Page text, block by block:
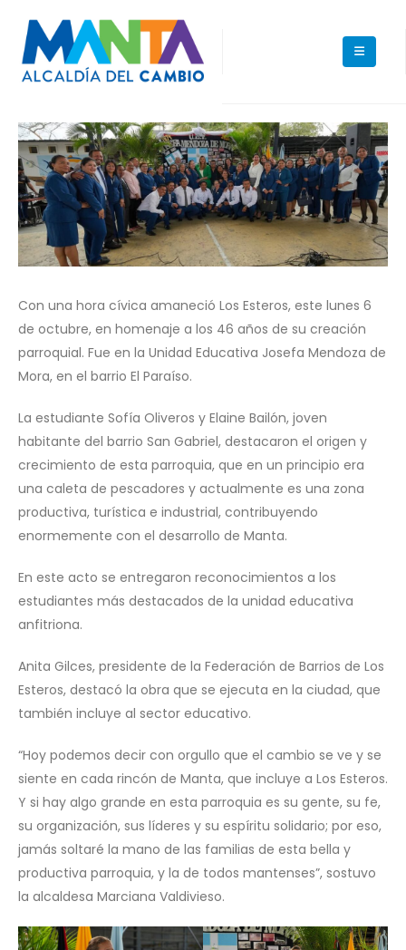
Con una hora cívica amaneció Los Esteros, este lunes 6
de octubre, en homenaje a los 46 años de su creación
parroquial. Fue en la Unidad Educativa Josefa Mendoza de
Mora, en el barrio El Paraíso.
La estudiante Sofía Oliveros y Elaine Bailón, joven
habitante del barrio San Gabriel, destacaron el origen y
crecimiento de esta parroquia, que en un principio era
una caleta de pescadores y actualmente es una zona
productiva, turística e industrial, contribuyendo
enormemente con el desarrollo de Manta.
En este acto se entregaron reconocimientos a los
estudiantes más destacados de la unidad educativa
anfitriona.
Anita Gilces, presidente de la Federación de Barrios de Los
Esteros, destacó la obra que se ejecuta en la ciudad, que
también incluye al sector educativo.
“Hoy podemos decir con orgullo que el cambio se ve y se
siente en cada rincón de Manta, que incluye a Los Esteros.
Y si hay algo grande en esta parroquia es su gente, su fe,
su organización, sus líderes y su espíritu solidario; por eso,
jamás soltaré la mano de las familias de esta bella y
productiva parroquia, y la de todos mantenses”, sostuvo
la alcaldesa Marciana Valdivieso.